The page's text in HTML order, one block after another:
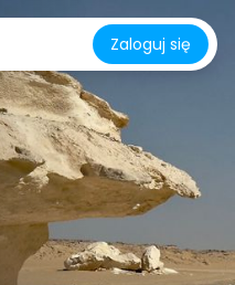
Zaloguj się